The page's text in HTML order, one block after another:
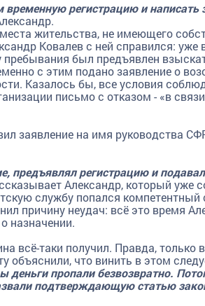
регистрацию и написать
жительства, не имеющего
Ковалев с ней справился:
пребывания был предъявлен
с этим подано заявление о
Казалось бы, все условия
письмо с отказом - «в
заявление на имя руководства
предъявлял регистрацию и
Александр, который уже
службу попался компетентный
причину неудач: всё это время
назначении.
всё-таки получил. Правда, только
объяснили, что винить в этом
деньги пропали безвозвратно.
подтверждающую статью